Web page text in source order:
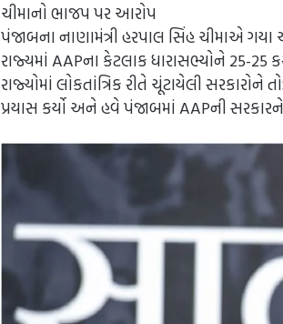
ચીમાનો ભાજપ પર આરોપ
પંજાબના નાણામંત્રી હરપાલ સિંહ ચીમાએ
રાજ્યમાં AAPના કેટલાક ધારાસભ્યોને 25-
રાજ્યોમાં લોકતાંત્રિક રીતે ચૂંટાયેલી
પ્રયાસ કર્યો અને હવે પંજાબમાં AAPની